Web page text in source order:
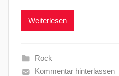
Weiterlesen
Rock
Kommentar hinterlassen